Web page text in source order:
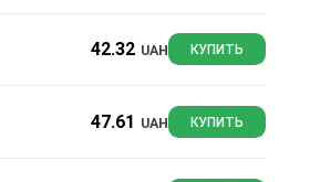
42.32 UAH КУПИТЬ
47.61 UAH КУПИТЬ